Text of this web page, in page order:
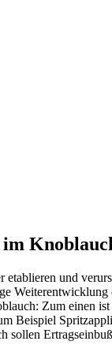
und
Zum einen
Beispiel